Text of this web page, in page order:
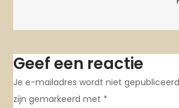
Geef een reactie
Je e-mailadres wordt niet
zijn gemarkeerd met *